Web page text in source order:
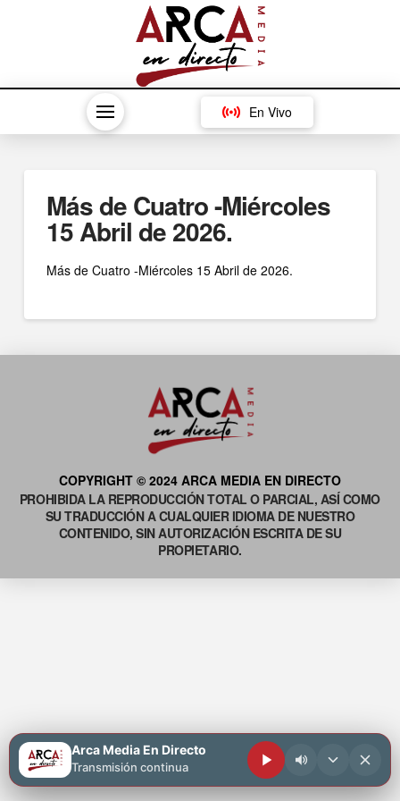
En Vivo
Más de Cuatro -Miércoles
15 Abril de 2026.
Más de Cuatro -Miércoles 15 Abril de 2026.
COPYRIGHT © 2024 ARCA MEDIA EN DIRECTO
PROHIBIDA LA REPRODUCCIÓN TOTAL O PARCIAL, ASÍ COMO
SU TRADUCCIÓN A CUALQUIER IDIOMA DE NUESTRO
CONTENIDO, SIN AUTORIZACIÓN ESCRITA DE SU
PROPIETARIO.
Arca Media En Directo
Transmisión continua